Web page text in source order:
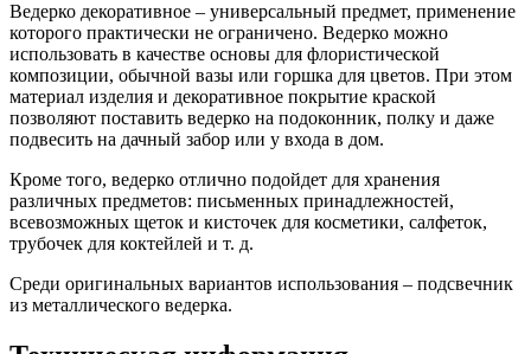
Ведерко декоративное – универсальный предмет, применение
которого практически не ограничено. Ведерко можно
использовать в качестве основы для флористической
композиции, обычной вазы или горшка для цветов. При этом
материал изделия и декоративное покрытие краской
позволяют поставить ведерко на подоконник, полку и даже
подвесить на дачный забор или у входа в дом.
Кроме того, ведерко отлично подойдет для хранения
различных предметов: письменных принадлежностей,
всевозможных щеток и кисточек для косметики, салфеток,
трубочек для коктейлей и т. д.
Среди оригинальных вариантов использования – подсвечник
из металлического ведерка.